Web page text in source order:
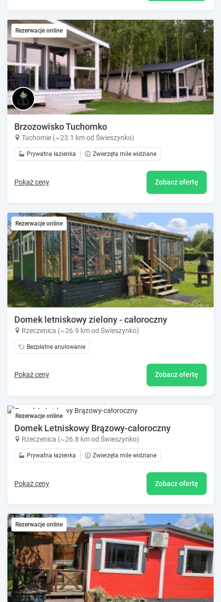
Rezerwacje online
Brzozowisko Tuchomko
Tuchomie (~23.1 km od Świeszynko)
Prywatna łazienka Zwierzęta mile widziane
Pokaż ceny Zobacz ofertę
Rezerwacje online
Domek letniskowy zielony - całoroczny
Rzeczenica (~26.9 km od Świeszynko)
Bezpłatne anulowanie
Pokaż ceny Zobacz ofertę
Rezerwacje online
Domek Letniskowy Brązowy-całoroczny
Rzeczenica (~26.8 km od Świeszynko)
Prywatna łazienka Zwierzęta mile widziane
Pokaż ceny Zobacz ofertę
Rezerwacje online